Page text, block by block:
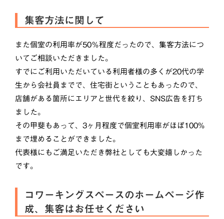
集客方法に関して
また個室の利用率が50％程度だったので、集客方法につ
いてご相談いただきました。
すでにご利用いただいている利用者様の多くが20代の学
生から会社員までで、住宅街ということもあったので、
店舗がある箇所にエリアと世代を絞り、SNS広告を打ち
ました。
その甲斐もあって、3ヶ月程度で個室利用率がほぼ100%
まで埋めることができました。
代表様にもご満足いただき弊社としても大変嬉しかった
です。
コワーキングスペースのホームページ作
成、集客はお任せください